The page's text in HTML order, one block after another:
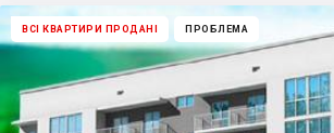
ВСІ КВАРТИРИ ПРОДАНІ ПРОБЛЕМА